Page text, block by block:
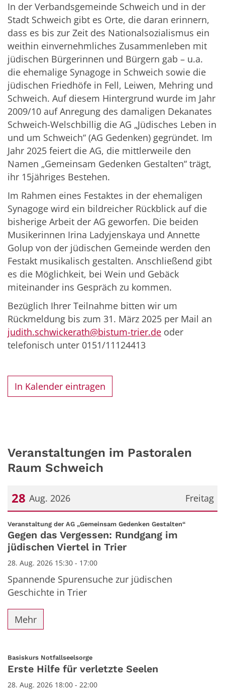
In der Verbandsgemeinde Schweich und in der
Stadt Schweich gibt es Orte, die daran erinnern,
dass es bis zur Zeit des Nationalsozialismus ein
weithin einvernehmliches Zusammenleben mit
jüdischen Bürgerinnen und Bürgern gab – u.a.
die ehemalige Synagoge in Schweich sowie die
jüdischen Friedhöfe in Fell, Leiwen, Mehring und
Schweich. Auf diesem Hintergrund wurde im Jahr
2009/10 auf Anregung des damaligen Dekanates
Schweich-Welschbillig die AG „Jüdisches Leben in
und um Schweich“ (AG Gedenken) gegründet. Im
Jahr 2025 feiert die AG, die mittlerweile den
Namen „Gemeinsam Gedenken Gestalten“ trägt,
ihr 15jähriges Bestehen.
Im Rahmen eines Festaktes in der ehemaligen
Synagoge wird ein bildreicher Rückblick auf die
bisherige Arbeit der AG geworfen. Die beiden
Musikerinnen Irina Ladyjenskaya und Annette
Golup von der jüdischen Gemeinde werden den
Festakt musikalisch gestalten. Anschließend gibt
es die Möglichkeit, bei Wein und Gebäck
miteinander ins Gespräch zu kommen.
Bezüglich Ihrer Teilnahme bitten wir um
Rückmeldung bis zum 31. März 2025 per Mail an
judith.schwickerath@bistum-trier.de oder
telefonisch unter 0151/11124413
In Kalender eintragen
Veranstaltungen im Pastoralen
Raum Schweich
Freitag
28 Aug. 2026
Datum: 28. August 2026
Veranstaltung der AG „Gemeinsam Gedenken Gestalten“:
Gegen das Vergessen: Rundgang im
jüdischen Viertel in Trier
28. Aug. 2026 15:30 - 17:00
Spannende Spurensuche zur jüdischen
Geschichte in Trier
Mehr
Basiskurs Notfallseelsorge:
Erste Hilfe für verletzte Seelen
28. Aug. 2026 18:00 - 22:00